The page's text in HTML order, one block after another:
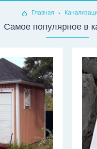
Главная
Самое популярное в